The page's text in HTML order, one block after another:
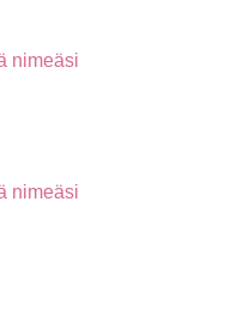
nimeäsi
nimeäsi